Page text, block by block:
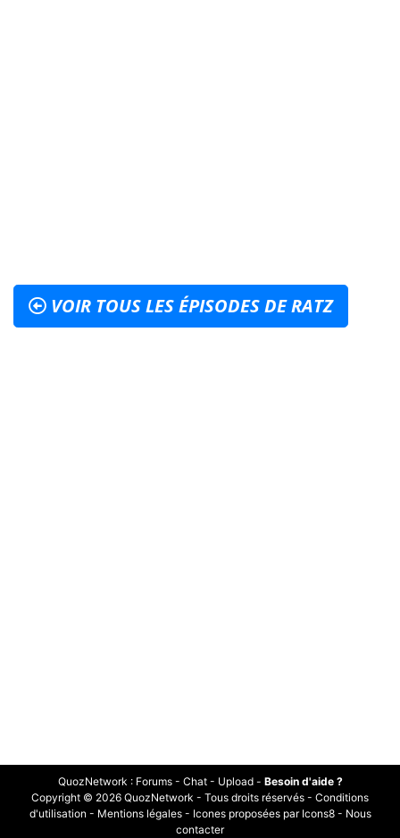
VOIR TOUS LES ÉPISODES DE RATZ
QuozNetwork : Forums- Chat- Upload- Besoin d'aide ?
Copyright © 2026 QuozNetwork - Tous droits réservés - Conditions
d'utilisation - Mentions légales- Icones proposées par Icons8- Nous
contacter